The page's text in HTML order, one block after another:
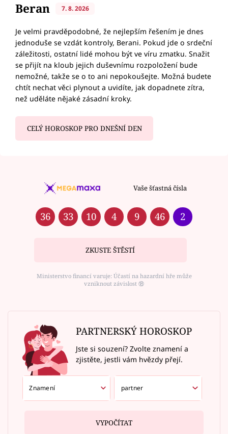
Beran 7. 8. 2026
Je velmi pravděpodobné, že nejlepším řešením je dnes
jednoduše se vzdát kontroly, Berani. Pokud jde o srdeční
záležitosti, ostatní lidé mohou být ve víru zmatku. Snažit
se přijít na kloub jejich duševnímu rozpoložení bude
nemožné, takže se o to ani nepokoušejte. Možná budete
chtít nechat věci plynout a uvidíte, jak dopadnete zítra,
než uděláte nějaké zásadní kroky.
CELÝ HOROSKOP PRO DNEŠNÍ DEN
Vaše šťastná čísla
36 33 10 4 9 46 2
ZKUSTE ŠTĚSTÍ
Ministerstvo financí varuje: Účastí na hazardní hře může
vzniknout závislost ⑱
PARTNERSKÝ HOROSKOP
Jste si souzení? Zvolte znamení a
zjistěte, jestli vám hvězdy přejí.
VYPOČÍTAT